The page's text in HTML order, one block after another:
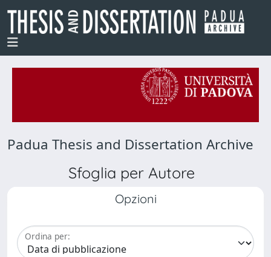
Padua Thesis and Dissertation Archive
Sfoglia per Autore
Opzioni
Ordina per: